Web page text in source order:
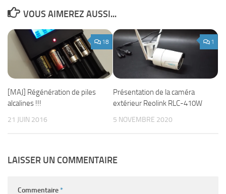
VOUS AIMEREZ AUSSI...
18
[MAJ] Régénération de piles
alcalines !!!
21 JUIN 2016
1
Présentation de la caméra
extérieur Reolink RLC-410W
5 NOVEMBRE 2020
LAISSER UN COMMENTAIRE
Commentaire*